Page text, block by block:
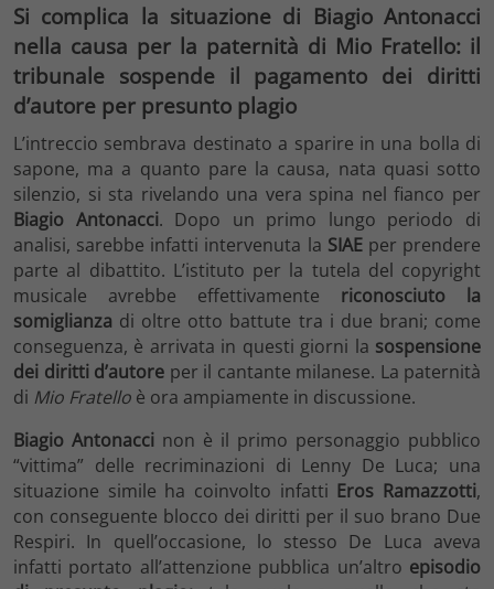
Si complica la situazione di Biagio Antonacci
nella causa per la paternità di Mio Fratello: il
tribunale sospende il pagamento dei diritti
d’autore per presunto plagio
L’intreccio sembrava destinato a sparire in una bolla di
sapone, ma a quanto pare la causa, nata quasi sotto
silenzio, si sta rivelando una vera spina nel fianco per
Biagio Antonacci. Dopo un primo lungo periodo di
analisi, sarebbe infatti intervenuta la SIAEper prendere
parte al dibattito. L’istituto per la tutela del copyright
musicale avrebbe effettivamente riconosciuto la
somiglianza di oltre otto battute tra i due brani; come
conseguenza, è arrivata in questi giorni la sospensione
dei diritti d’autore per il cantante milanese. La paternità
di Mio Fratello è ora ampiamente in discussione.
Biagio Antonacci non è il primo personaggio pubblico
“vittima” delle recriminazioni di Lenny De Luca; una
situazione simile ha coinvolto infatti Eros Ramazzotti,
con conseguente blocco dei diritti per il suo brano Due
Respiri. In quell’occasione, lo stesso De Luca aveva
infatti portato all’attenzione pubblica un’altro episodio